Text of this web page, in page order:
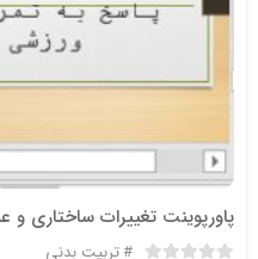
تربیت بدنی